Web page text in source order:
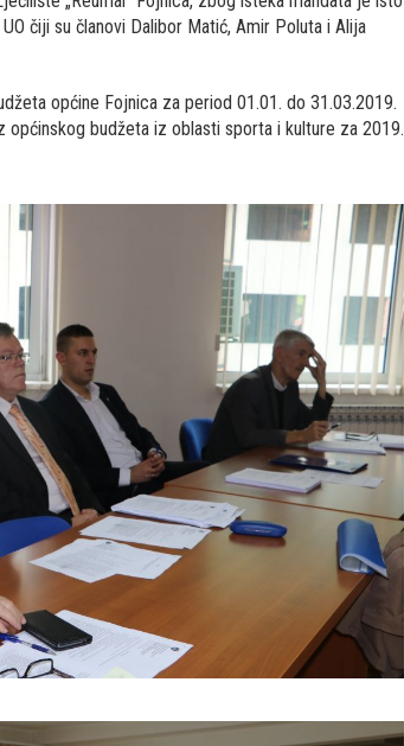
čiji su članovi Dalibor Matić, Amir Poluta i Alija
općine Fojnica za period 01.01. do 31.03.2019.
budžeta iz oblasti sporta i kulture za 2019.